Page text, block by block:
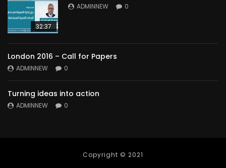
32:37
ADMINNEW 0
London 2016 – Call for Papers
ADMINNEW 0
Turning ideas into action
ADMINNEW 0
Copyright © 2021